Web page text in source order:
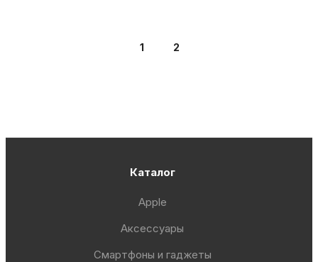
1 2
Каталог
Apple
Аксессуары
Смартфоны и гаджеты